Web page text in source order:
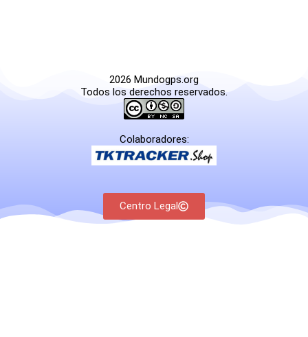
2026 Mundogps.org
Todos los derechos reservados.
Colaboradores:
Centro Legal